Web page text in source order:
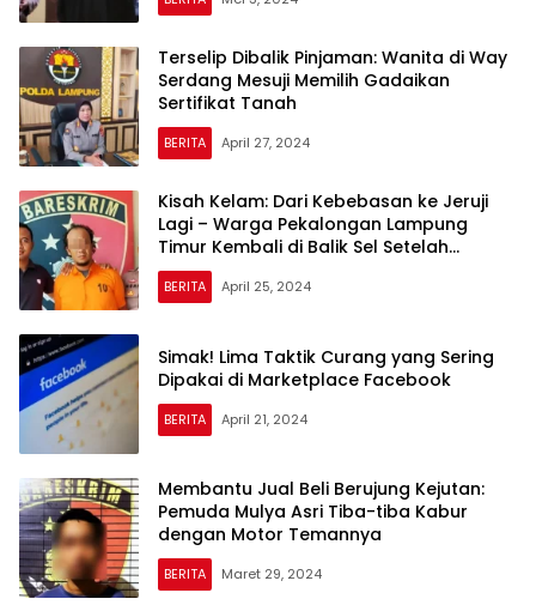
Terselip Dibalik Pinjaman: Wanita di Way
Serdang Mesuji Memilih Gadaikan
Sertifikat Tanah
BERITA April 27, 2024
Kisah Kelam: Dari Kebebasan ke Jeruji
Lagi – Warga Pekalongan Lampung
Timur Kembali di Balik Sel Setelah
Mempergunakan Motor Warga
Sukoharjo Pringsewu untuk Aktivitas Judi
BERITA April 25, 2024
Simak! Lima Taktik Curang yang Sering
Dipakai di Marketplace Facebook
BERITA April 21, 2024
Membantu Jual Beli Berujung Kejutan:
Pemuda Mulya Asri Tiba-tiba Kabur
dengan Motor Temannya
BERITA Maret 29, 2024